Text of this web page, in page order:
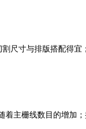
尺寸与排版搭配得宜
着主栅线数目的增加